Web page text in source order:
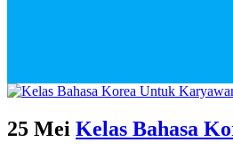
25 Mei Kelas Bahasa